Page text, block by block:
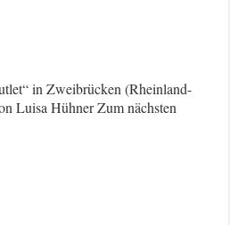
in Zweibrücken (Rheinland-
Luisa Hühner Zum nächsten